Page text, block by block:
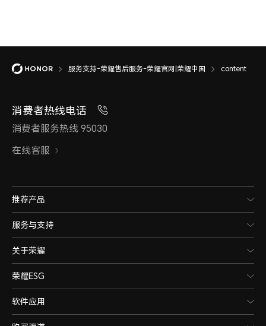
服务支持-荣耀售后服务-荣耀官网|荣耀中国 content
消费者热线电话
消费者服务热线 95030
在线客服
推荐产品
服务与支持
关于荣耀
荣耀ESG
软件应用